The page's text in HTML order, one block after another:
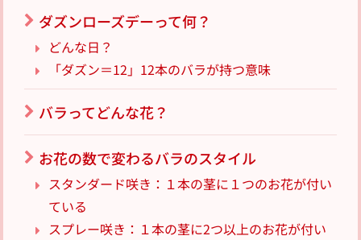
ダズンローズデーって何？
どんな日？
「ダズン＝12」12本のバラが持つ意味
バラってどんな花？
お花の数で変わるバラのスタイル
スタンダード咲き：１本の茎に１つのお花が付い
ている
スプレー咲き：１本の茎に2つ以上のお花が付い